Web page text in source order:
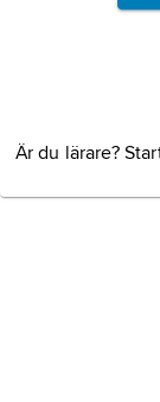
Är du lärare?